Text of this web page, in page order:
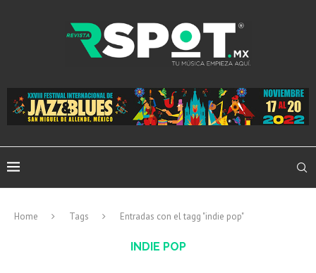
Home Tags Entradas con el tagg "indie pop"
INDIE POP